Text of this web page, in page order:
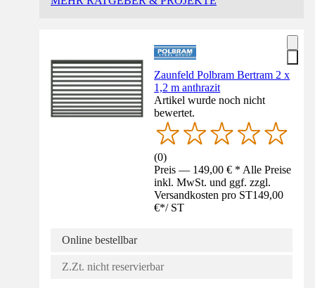
Zaunfeld Polbram Bertram 2 x
1,2 m anthrazit
Artikel wurde noch nicht
bewertet.
(0)
Preis — 149,00 € * Alle Preise
inkl. MwSt. und ggf. zzgl.
Versandkosten pro ST149,00
€*/ ST
Online bestellbar
Z.Zt. nicht reservierbar